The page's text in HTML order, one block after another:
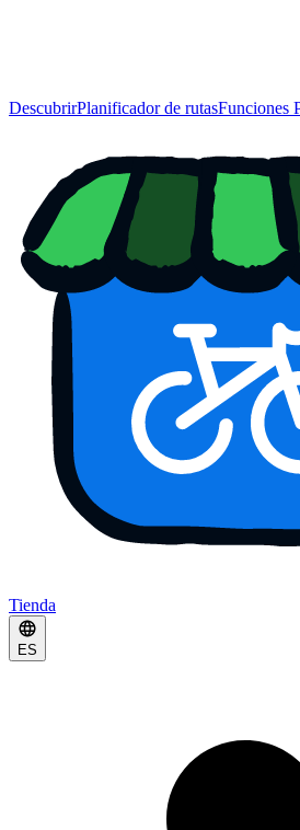
DescubrirPlanificador de rutasFunciones
Tienda
ES